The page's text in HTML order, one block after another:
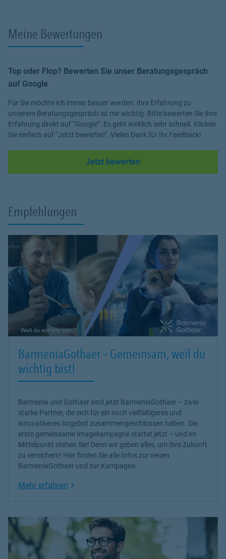
Falk Thome
Meine Bewertungen
Top oder Flop? Bewerten Sie unser Beratungsgespräch
auf Google
Für Sie möchte ich immer besser werden. Ihre Erfahrung zu
unserem Beratungsgespräch ist mir wichtig. Bitte bewerten Sie Ihre
Erfahrung direkt auf “Google”. Es geht wirklich sehr schnell. Klicken
Sie einfach auf “Jetzt bewerten”. Vielen Dank für Ihr Feedback!
Jetzt bewerten
Empfehlungen
BarmeniaGothaer – Gemeinsam, weil du
wichtig bist!
Barmenia und Gothaer sind jetzt BarmeniaGothaer – zwei
starke Partner, die sich für ein noch vielfältigeres und
innovativeres Angebot zusammengeschlossen haben. Die
erste gemeinsame Imagekampagne startet jetzt – und im
Mittelpunkt stehen Sie! Denn wir geben alles, um Ihre Zukunft
zu versichern! Hier finden Sie alle Infos zur neuen
BarmeniaGothaer und zur Kampagne.
Mehr erfahren Link Opens in New Tab